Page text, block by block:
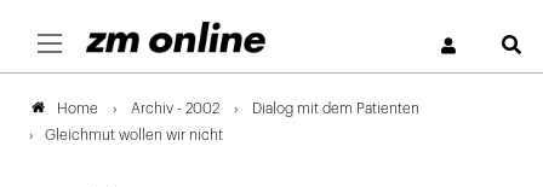
Home Archiv - 2002
Dialog mit dem Patienten
Gleichmut wollen wir nicht